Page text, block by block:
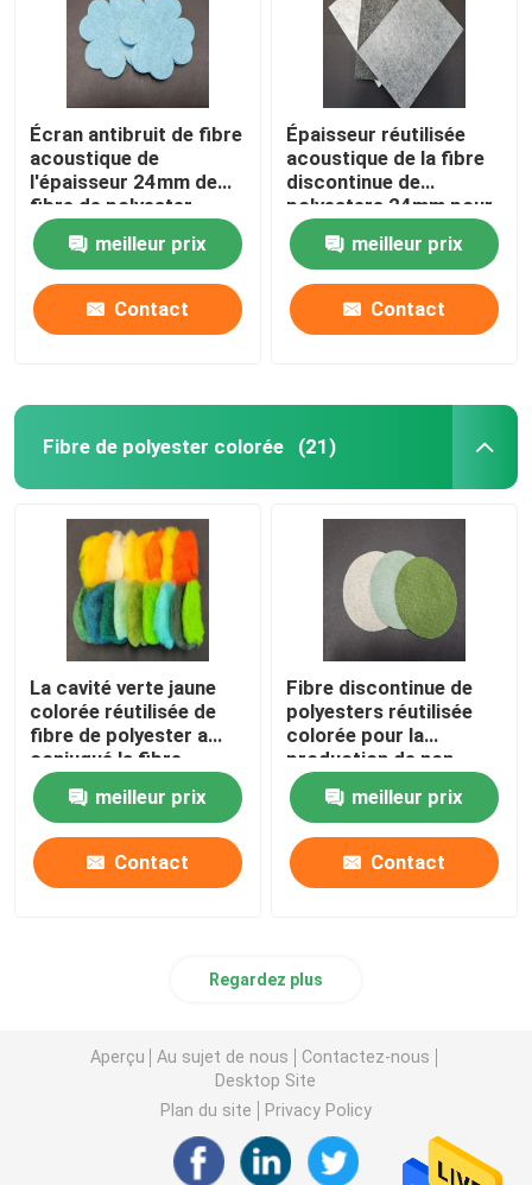
Écran antibruit de fibre
acoustique de
l'épaisseur 24mm de
fibre de polyester
EN13501
meilleur prix
Contact
Épaisseur réutilisée
acoustique de la fibre
discontinue de
polyesters 24mm pour
le bureau
meilleur prix
Contact
Fibre de polyester colorée (21)
La cavité verte jaune
colorée réutilisée de
fibre de polyester a
conjugué la fibre
meilleur prix
Contact
Fibre discontinue de
polyesters réutilisée
colorée pour la
production de non-
tissé
meilleur prix
Contact
Regardez plus
Aperçu Au sujet de nous
Contactez-nous
Desktop Site
Plan du site
Privacy Policy